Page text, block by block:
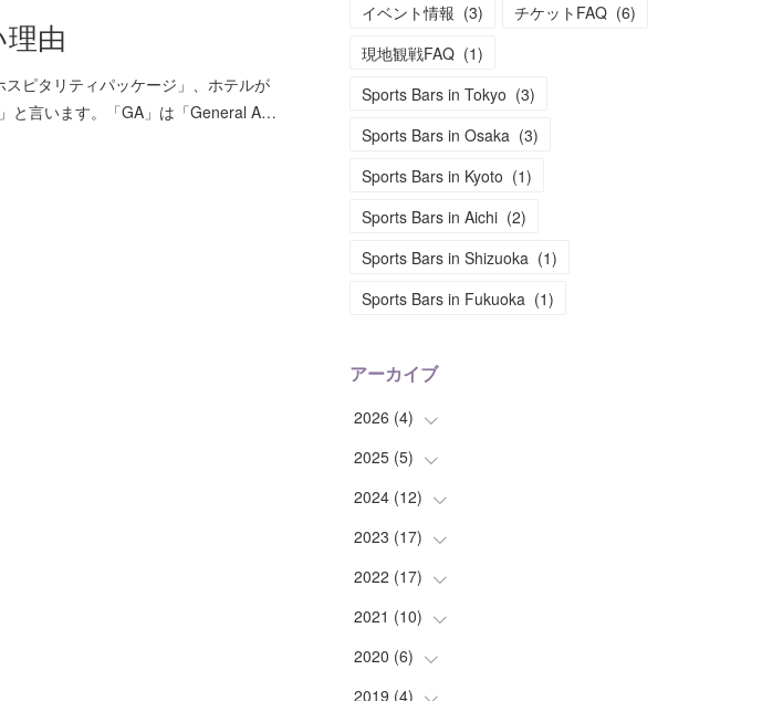
理由
ピタリティパッケージ」、ホテルが
と言います。「GA」は「General A…
イベント情報 (3) チケットFAQ (6)
現地観戦FAQ (1)
Sports Bars in Tokyo (3)
Sports Bars in Osaka (3)
Sports Bars in Kyoto (1)
Sports Bars in Aichi (2)
Sports Bars in Shizuoka (1)
Sports Bars in Fukuoka (1)
アーカイブ
2026 (4)
(2
(2)
2025 (5)
(1)
(1)
(1)
(1)
(1
2024 (12)
(2)
(1)
(3)
(2
(2
2023 (17)
(4)
(1)
(1
(3
2022 (17)
(2)
(3
(1
2021 (10)
(1
(2
2020 (6)
(5
2019 (4)